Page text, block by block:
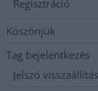
Regisztráció
Köszönjük
Tag bejelentkezés
Jelszó